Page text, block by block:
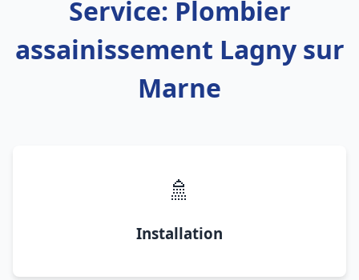
Service: Plombier
assainissement Lagny sur
Marne
🚿
Installation